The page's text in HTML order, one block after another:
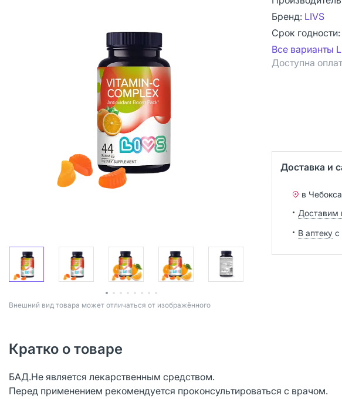
Bнешний вид товара может отличаться от изображённого
Бренд: LIVS
Срок годности:
Все варианты
Доступна
Доставка и
в
Доставим
В аптеку с
Кратко о товаре
БАД.Не является лекарственным средством.
Перед применением рекомендуется проконсультироваться с врачом.